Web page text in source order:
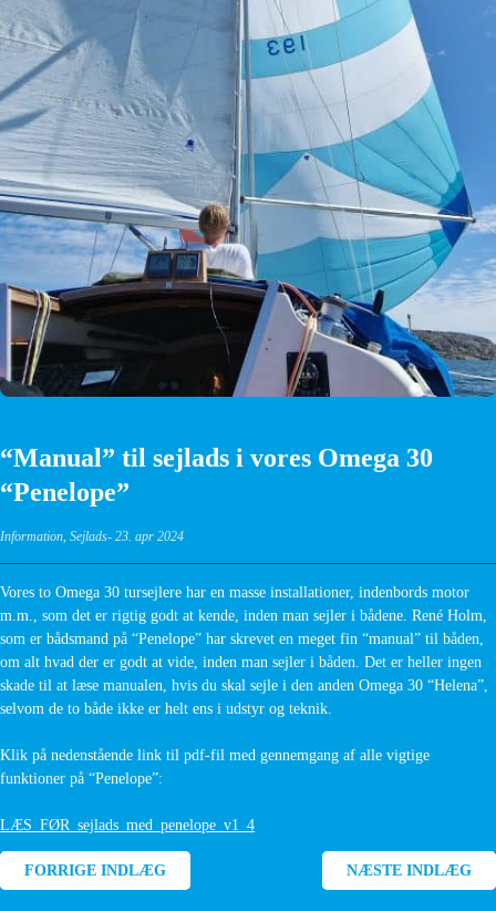
“Manual” til sejlads i vores Omega 30
“Penelope”
Information Sejlads 23. apr 2024
Vores to Omega 30 tursejlere har en masse installationer, indenbords motor
m.m., som det er rigtig godt at kende, inden man sejler i bådene. René Holm,
som er bådsmand på “Penelope” har skrevet en meget fin “manual” til båden,
om alt hvad der er godt at vide, inden man sejler i båden. Det er heller ingen
skade til at læse manualen, hvis du skal sejle i den anden Omega 30 “Helena”,
selvom de to både ikke er helt ens i udstyr og teknik.
Klik på nedenstående link til pdf-fil med gennemgang af alle vigtige
funktioner på “Penelope”:
LÆS_FØR_sejlads_med_penelope_v1_4
Indlægsnavigation
FORRIGE INDLÆG NÆSTE INDLÆG